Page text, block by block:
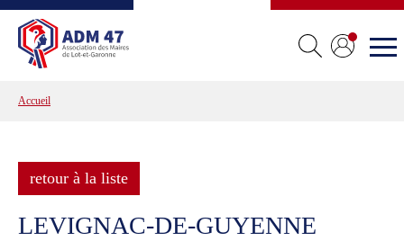
Accueil
retour à la liste
LEVIGNAC-DE-GUYENNE